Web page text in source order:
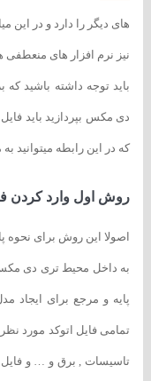
های دیگر را دارد و در این
نیز نرم افزار های منعطفی
باید توجه داشته باشید که
که در این رابطه میتوانید
روش اول وارد کردن
اصولا این روش برای نحوه
به داخل محیط تری دی مکس
پایه و مرجع برای ایجاد
تمامی فایل اتوکد مورد